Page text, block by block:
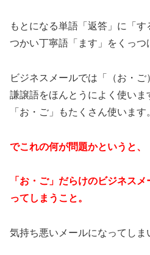
もとになる単語「返答」に「
つかい丁寧語「ます」をくっつ
ビジネスメールでは「（お・
謙譲語をほんとうによく使い
「お・ご」もたくさん使います
でこれの何が問題かというと、
「お・ご」だらけのビジネス
ってしまうこと。
気持ち悪いメールになってしま